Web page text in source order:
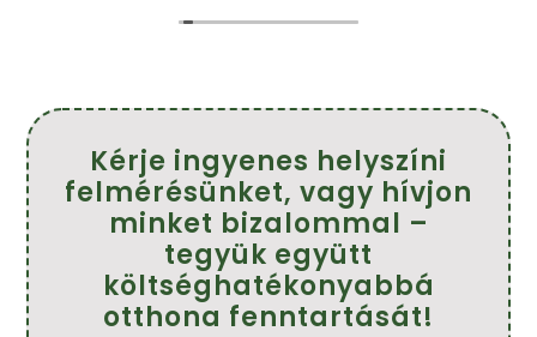
Köszönöm szépen.
Kérje ingyenes helyszíni
felmérésünket, vagy hívjon
minket bizalommal –
tegyük együtt
költséghatékonyabbá
otthona fenntartását!